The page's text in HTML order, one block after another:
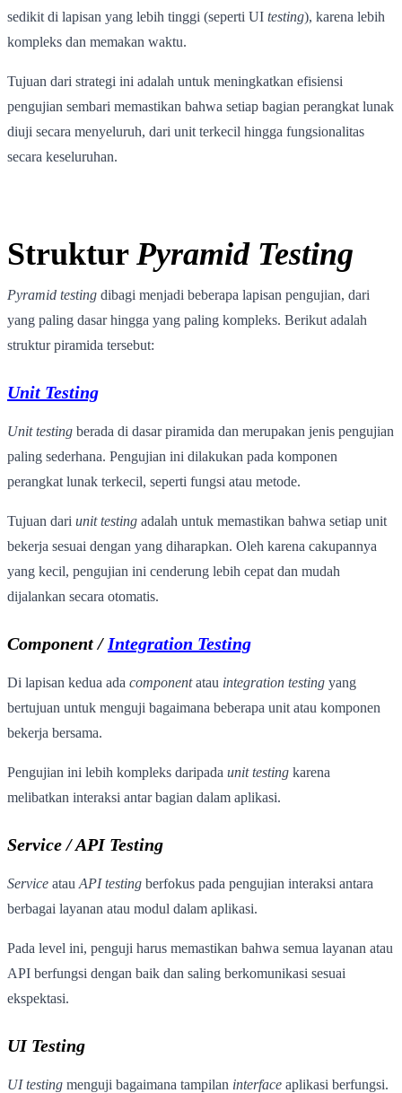
sedikit di lapisan yang lebih tinggi (seperti UI testing), karena lebih
kompleks dan memakan waktu.
Tujuan dari strategi ini adalah untuk meningkatkan efisiensi
pengujian sembari memastikan bahwa setiap bagian perangkat lunak
diuji secara menyeluruh, dari unit terkecil hingga fungsionalitas
secara keseluruhan.
Struktur Pyramid Testing
Pyramid testing dibagi menjadi beberapa lapisan pengujian, dari
yang paling dasar hingga yang paling kompleks. Berikut adalah
struktur piramida tersebut:
Unit Testing
Unit testing berada di dasar piramida dan merupakan jenis pengujian
paling sederhana. Pengujian ini dilakukan pada komponen
perangkat lunak terkecil, seperti fungsi atau metode.
Tujuan dari unit testing adalah untuk memastikan bahwa setiap unit
bekerja sesuai dengan yang diharapkan. Oleh karena cakupannya
yang kecil, pengujian ini cenderung lebih cepat dan mudah
dijalankan secara otomatis.
Component / Integration Testing
Di lapisan kedua ada componentatau integration testing yang
bertujuan untuk menguji bagaimana beberapa unit atau komponen
bekerja bersama.
Pengujian ini lebih kompleks daripada unit testing karena
melibatkan interaksi antar bagian dalam aplikasi.
Service / API Testing
Service atau API testing berfokus pada pengujian interaksi antara
berbagai layanan atau modul dalam aplikasi.
Pada level ini, penguji harus memastikan bahwa semua layanan atau
API berfungsi dengan baik dan saling berkomunikasi sesuai
ekspektasi.
UI Testing
UI testing menguji bagaimana tampilan interface aplikasi berfungsi.